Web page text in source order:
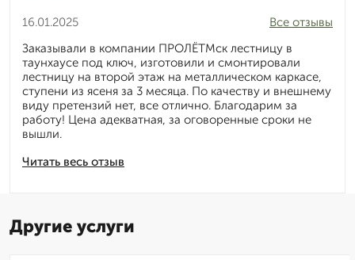
16.01.2025
Читать весь отзыв
Все отзывы
Заказывали в компании ПРОЛЁТМск лестницу в
таунхаусе под ключ, изготовили и смонтировали
лестницу на второй этаж на металлическом каркасе,
ступени из ясеня за 3 месяца. По качеству и внешнему
виду претензий нет, все отлично. Благодарим за
работу! Цена адекватная, за оговоренные сроки не
вышли.
Другие услуги